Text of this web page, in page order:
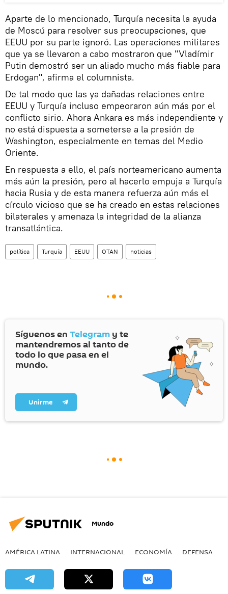
Aparte de lo mencionado, Turquía necesita la ayuda
de Moscú para resolver sus preocupaciones, que
EEUU por su parte ignoró. Las operaciones militares
que ya se llevaron a cabo mostraron que "Vladímir
Putin demostró ser un aliado mucho más fiable para
Erdogan", afirma el columnista.
De tal modo que las ya dañadas relaciones entre
EEUU y Turquía incluso empeoraron aún más por el
conflicto sirio. Ahora Ankara es más independiente y
no está dispuesta a someterse a la presión de
Washington, especialmente en temas del Medio
Oriente.
En respuesta a ello, el país norteamericano aumenta
más aún la presión, pero al hacerlo empuja a Turquía
hacia Rusia y de esta manera refuerza aún más el
círculo vicioso que se ha creado en estas relaciones
bilaterales y amenaza la integridad de la alianza
transatlántica.
política Turquía EEUU OTAN noticias
Síguenos en Telegram y te
mantendremos al tanto de
todo lo que pasa en el
mundo.
Unirme
Mundo
AMÉRICA LATINA INTERNACIONAL ECONOMÍA DEFENSA